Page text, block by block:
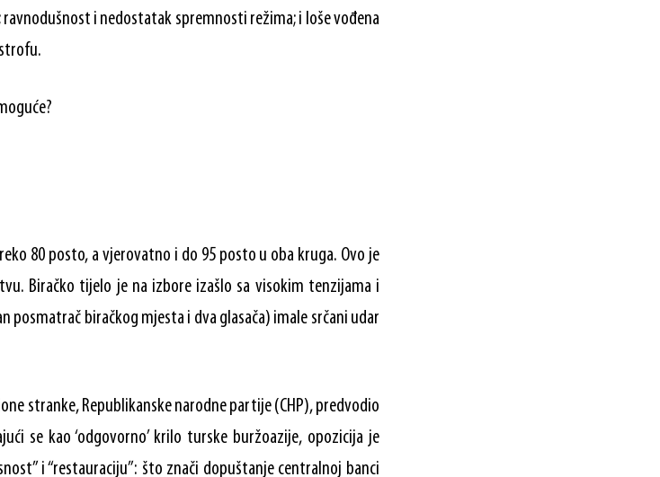
i nedostatak spremnosti režima; i loše vođena
80 posto, a vjerovatno i do 95 posto u oba kruga. Ovo je
Biračko tijelo je na izbore izašlo sa visokim tenzijama i
posmatrač biračkog mjesta i dva glasača) imale srčani udar
stranke, Republikanske narodne partije (CHP), predvodio
se kao ‘odgovorno’ krilo turske buržoazije, opozicija je
i “restauraciju”: što znači dopuštanje centralnoj banci